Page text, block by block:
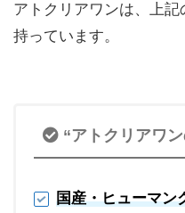
アトクリアワンは、上
持っています。
“アトクリアワ
国産・ヒューマン